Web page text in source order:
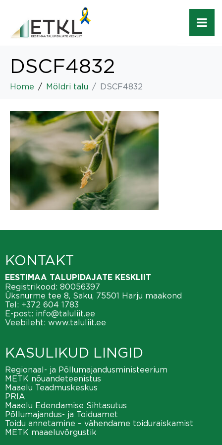
DSCF4832
Home Möldri talu DSCF4832
KONTAKT
EESTIMAA TALUPIDAJATE KESKLIIT
Registrikood: 80056397
Üksnurme tee 8, Saku, 75501 Harju maakond
Tel: +372 604 1783
E-post: info@taluliit.ee
Veebileht: www.taluliit.ee
KASULIKUD LINGID
Regionaal- ja Põllumajandusministeerium
METK nõuandeteenistus
Maaelu Teadmuskeskus
PRIA
Maaelu Edendamise Sihtasutus
Põllumajandus- ja Toiduamet
Toidu annetamine – vähendame toiduraiskamist
METK maaeluvõrgustik